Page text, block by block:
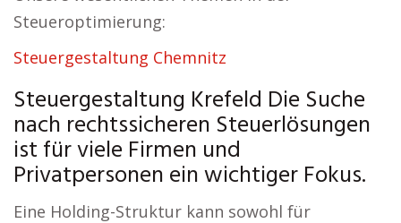
Steueroptimierung:
Steuergestaltung Chemnitz
Steuergestaltung Krefeld Die Suche
nach rechtssicheren Steuerlösungen
ist für viele Firmen und
Privatpersonen ein wichtiger Fokus.
Eine Holding-Struktur kann sowohl für